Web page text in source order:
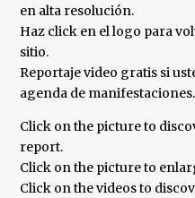
en alta resolución.
Haz click en el logo para
sitio.
Reportaje video gratis si
agenda de manifestaciones.
Click on the picture to
report.
Click on the picture to
Click on the videos to